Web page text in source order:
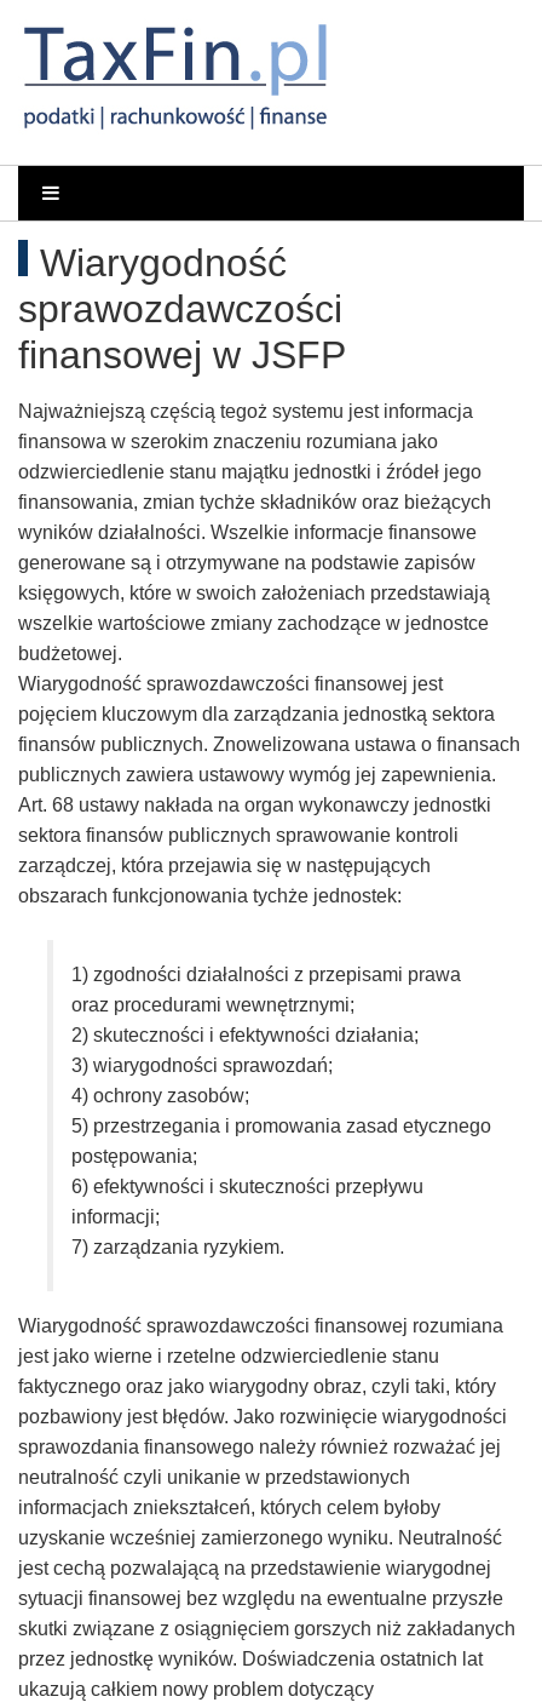
Rachunkowość,
Podatki,
VAT,
Orzeczenia
NSA
i
WSA
–
Taxfin.pl
Portal
dla
księgowych
Wiarygodność
sprawozdawczości
finansowej w JSFP
Najważniejszą częścią tegoż systemu jest informacja
finansowa w szerokim znaczeniu rozumiana jako
odzwierciedlenie stanu majątku jednostki i źródeł jego
finansowania, zmian tychże składników oraz bieżących
wyników działalności. Wszelkie informacje finansowe
generowane są i otrzymywane na podstawie zapisów
księgowych, które w swoich założeniach przedstawiają
wszelkie wartościowe zmiany zachodzące w jednostce
budżetowej.
Wiarygodność sprawozdawczości finansowej jest
pojęciem kluczowym dla zarządzania jednostką sektora
finansów publicznych. Znowelizowana ustawa o finansach
publicznych zawiera ustawowy wymóg jej zapewnienia.
Art. 68 ustawy nakłada na organ wykonawczy jednostki
sektora finansów publicznych sprawowanie kontroli
zarządczej, która przejawia się w następujących
obszarach funkcjonowania tychże jednostek:
1) zgodności działalności z przepisami prawa
oraz procedurami wewnętrznymi;
2) skuteczności i efektywności działania;
3) wiarygodności sprawozdań;
4) ochrony zasobów;
5) przestrzegania i promowania zasad etycznego
postępowania;
6) efektywności i skuteczności przepływu
informacji;
7) zarządzania ryzykiem.
Wiarygodność sprawozdawczości finansowej rozumiana
jest jako wierne i rzetelne odzwierciedlenie stanu
faktycznego oraz jako wiarygodny obraz, czyli taki, który
pozbawiony jest błędów. Jako rozwinięcie wiarygodności
sprawozdania finansowego należy również rozważać jej
neutralność czyli unikanie w przedstawionych
informacjach zniekształceń, których celem byłoby
uzyskanie wcześniej zamierzonego wyniku. Neutralność
jest cechą pozwalającą na przedstawienie wiarygodnej
sytuacji finansowej bez względu na ewentualne przyszłe
skutki związane z osiągnięciem gorszych niż zakładanych
przez jednostkę wyników. Doświadczenia ostatnich lat
ukazują całkiem nowy problem dotyczący